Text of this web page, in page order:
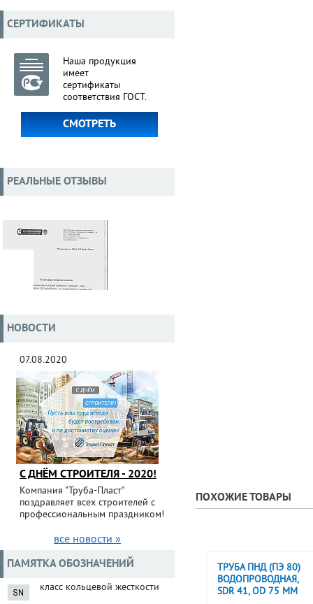
ПОХОЖИЕ ТОВАРЫ
ТРУБА ПНД (ПЭ 80)
ВОДОПРОВОДНАЯ,
SDR 41, OD 75 ММ
СЕРТИФИКАТЫ
Наша продукция
имеет
сертификаты
соответствия ГОСТ.
СМОТРЕТЬ
РЕАЛЬНЫЕ ОТЗЫВЫ
НОВОСТИ
07.08.2020
С ДНЁМ СТРОИТЕЛЯ - 2020!
Компания "Труба-Пласт"
поздравляет всех строителей с
профессиональным праздником!
все новости »
ПАМЯТКА ОБОЗНАЧЕНИЙ
класс кольцевой жесткости